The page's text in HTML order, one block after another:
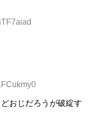
おじだろうが破綻す